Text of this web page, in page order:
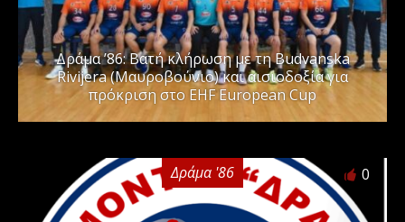
Δράμα ’86: Βατή κλήρωση με τη Budvanska
Rivijera (Μαυροβούνιο) και αισιοδοξία για
πρόκριση στο EHF European Cup
Δράμα '86 0